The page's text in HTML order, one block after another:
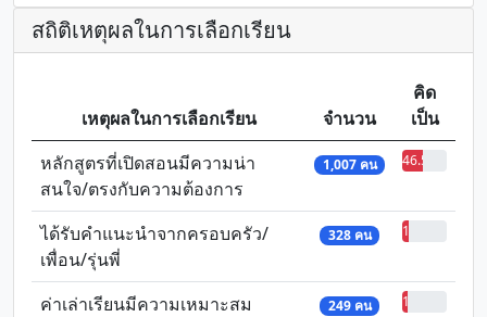
สถิติเหตุผลในการเลือกเรียน
เหตุผลในการเลือกเรียน จำนวน
คิด
เป็น
หลักสูตรที่เปิดสอนมีความน่า
สนใจ/ตรงกับความต้องการ
1,007 คน 46.53%
ได้รับคำแนะนำจากครอบครัว/
เพื่อน/รุ่นพี่
328 คน 15.16%
ค่าเล่าเรียนมีความเหมาะสม 249 คน 11.51%